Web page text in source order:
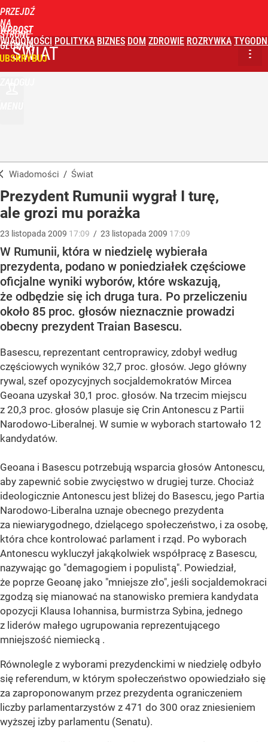
PRZEJDŹ
NA
STRONĘ
GŁÓWNĄ
WPROST
WIADOMOŚCI POLITYKA BIZNES DOM ZDROWIE ROZRYWKA
ŚWIAT
Wiadomości / Świat
Prezydent Rumunii wygrał I turę,
ale grozi mu porażka
23 listopada 2009 17:09 / 23 listopada 2009 17:09
W Rumunii, która w niedzielę wybierała
prezydenta, podano w poniedziałek częściowe
oficjalne wyniki wyborów, które wskazują,
że odbędzie się ich druga tura. Po przeliczeniu
około 85 proc. głosów nieznacznie prowadzi
obecny prezydent Traian Basescu.
Basescu, reprezentant centroprawicy, zdobył według
częściowych wyników 32,7 proc. głosów. Jego główny
rywal, szef opozycyjnych socjaldemokratów Mircea
Geoana uzyskał 30,1 proc. głosów. Na trzecim miejscu
z 20,3 proc. głosów plasuje się Crin Antonescu z Partii
Narodowo-Liberalnej. W sumie w wyborach startowało 12
kandydatów.
Geoana i Basescu potrzebują wsparcia głosów Antonescu,
aby zapewnić sobie zwycięstwo w drugiej turze. Chociaż
ideologicznie Antonescu jest bliżej do Basescu, jego Partia
Narodowo-Liberalna uznaje obecnego prezydenta
za niewiarygodnego, dzielącego społeczeństwo, i za osobę,
która chce kontrolować parlament i rząd. Po wyborach
Antonescu wykluczył jakąkolwiek współpracę z Basescu,
nazywając go "demagogiem i populistą". Powiedział,
że poprze Geoanę jako "mniejsze zło", jeśli socjaldemokraci
zgodzą się mianować na stanowisko premiera kandydata
opozycji Klausa Iohannisa, burmistrza Sybina, jednego
z liderów małego ugrupowania reprezentującego
mniejszość niemiecką .
Równolegle z wyborami prezydenckimi w niedzielę odbyło
się referendum, w którym społeczeństwo opowiedziało się
za zaproponowanym przez prezydenta ograniczeniem
liczby parlamentarzystów z 471 do 300 oraz zniesieniem
wyższej izby parlamentu (Senatu).